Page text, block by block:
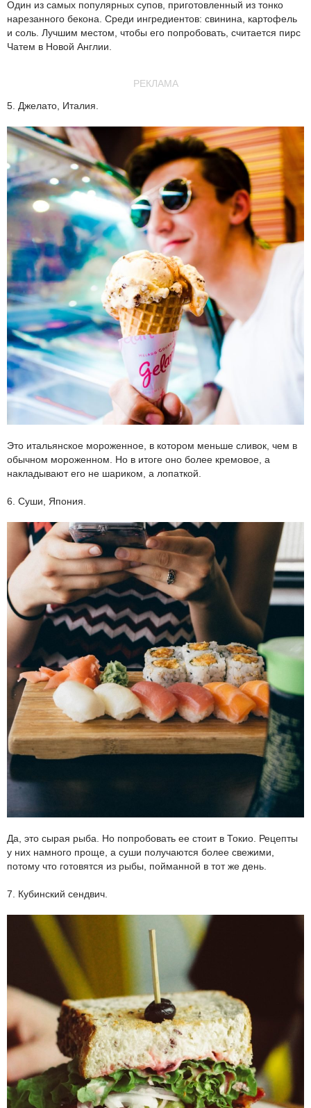
Один из самых популярных супов, приготовленный из тонко
нарезанного бекона. Среди ингредиентов: свинина, картофель
и соль. Лучшим местом, чтобы его попробовать, считается пирс
Чатем в Новой Англии.
РЕКЛАМА
5. Джелато, Италия.
Это итальянское мороженное, в котором меньше сливок, чем в
обычном мороженном. Но в итоге оно более кремовое, а
накладывают его не шариком, а лопаткой.
6. Суши, Япония.
Да, это сырая рыба. Но попробовать ее стоит в Токио. Рецепты
у них намного проще, а суши получаются более свежими,
потому что готовятся из рыбы, пойманной в тот же день.
7. Кубинский сендвич.